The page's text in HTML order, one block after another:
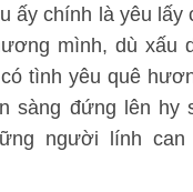
ấy chính là yêu lấy
mình, dù xấu
tình yêu quê
sàng đứng lên hy
người lính can